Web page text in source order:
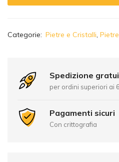
lCategorie: Pietre e Cristalli,
Spedizione
per ordini superiori ai
Pagamenti sicuri
Con crittografia